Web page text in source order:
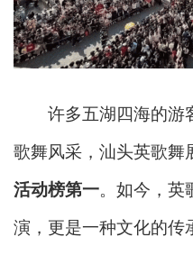
许多五湖四海的游
歌舞风采，汕头英歌舞
活动榜第一。如今， 英
演，更是一种文化的传